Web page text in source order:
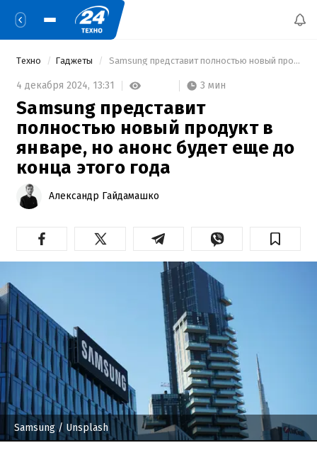
Техно Гаджеты Samsung представит полностью новый продукт в январе, но анонс будет еще до конца этого года
4 декабря 2024, 13:31 3 мин
Samsung представит
полностью новый продукт в
январе, но анонс будет еще до
конца этого года
Александр Гайдамашко
Samsung/ Unsplash